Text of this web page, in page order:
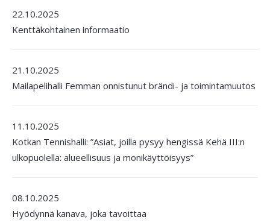
22.10.2025
Kenttäkohtainen informaatio
21.10.2025
Mailapelihalli Femman onnistunut brändi- ja toimintamuutos
11.10.2025
Kotkan Tennishalli: ”Asiat, joilla pysyy hengissä Kehä III:n
ulkopuolella: alueellisuus ja monikäyttöisyys”
08.10.2025
Hyödynnä kanava, joka tavoittaa